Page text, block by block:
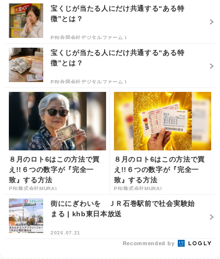
宝くじが当たる人にだけ共通する“ある特
徴”とは？
PR(合同会社デジタルファーム )
宝くじが当たる人にだけ共通する“ある特
徴”とは？
PR(合同会社デジタルファーム )
８月のロト6はこの方法で買
え!!６つの数字が『完全一
致』する方法
PR(株式会社MURA)
８月のロト6はこの方法で買
え!!６つの数字が『完全一
致』する方法
PR(株式会社MURA)
街ににぎわいを ＪＲ石巻駅前で社会実験始
まる | khb東日本放送
2026.07.21
Recommended by